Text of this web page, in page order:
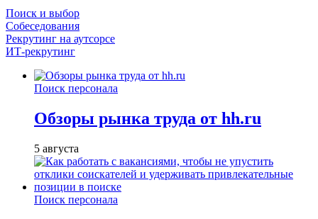
Поиск и выбор
Собеседования
Рекрутинг на аутсорсе
ИТ-рекрутинг
Поиск персонала
Обзоры рынка труда от hh.ru
5 августа
Поиск персонала